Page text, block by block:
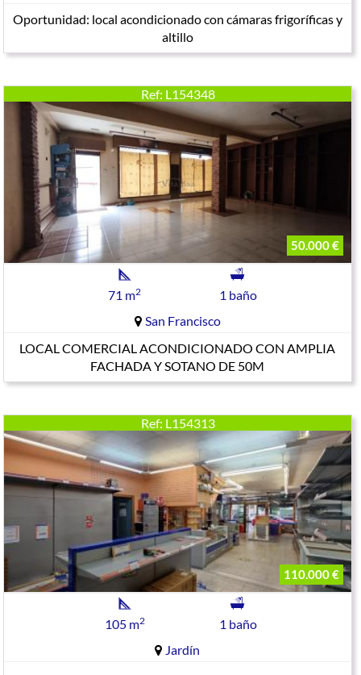
Oportunidad: local acondicionado con cámaras frigoríficas y
altillo
Ref: L154348
50.000 €
71 m2
1 baño
San Francisco
LOCAL COMERCIAL ACONDICIONADO CON AMPLIA
FACHADA Y SOTANO DE 50M
Ref: L154313
110.000 €
105 m2
1 baño
Jardín